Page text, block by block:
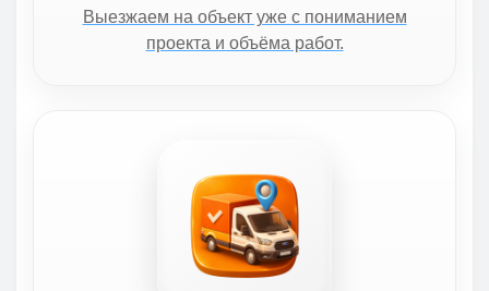
Выезжаем на объект уже с пониманием
проекта и объёма работ.